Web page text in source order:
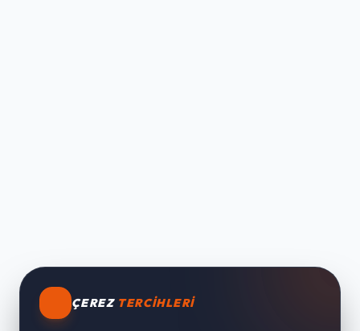
ÇEREZ TERCIHLERI